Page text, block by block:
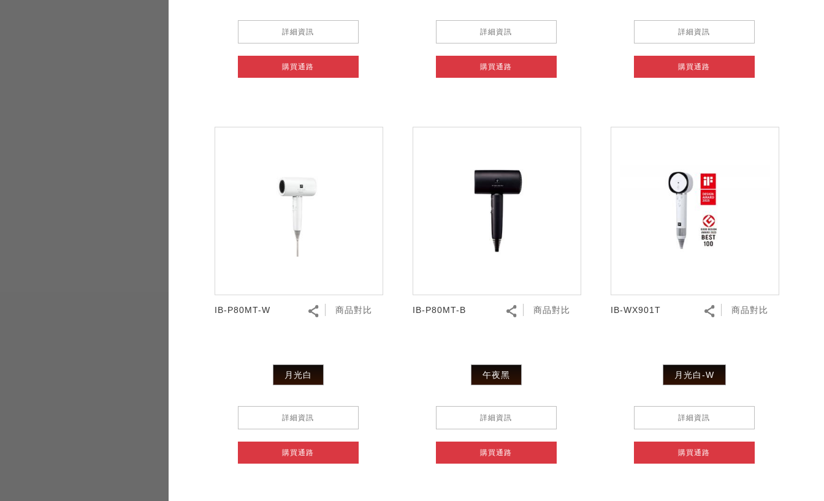
詳細資訊
購買通路
詳細資訊
購買通路
詳細資訊
購買通路
IB-P80MT-W 商品對比
月光白
詳細資訊
購買通路
IB-P80MT-B 商品對比
午夜黑
詳細資訊
購買通路
IB-WX901T 商品對比
月光白-W
詳細資訊
購買通路